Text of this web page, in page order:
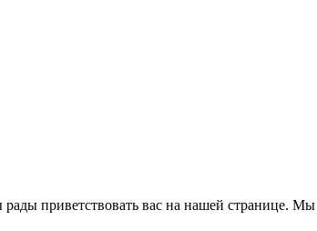
приветствовать вас на нашей странице.